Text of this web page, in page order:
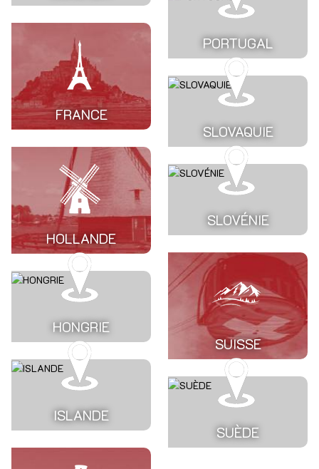
FRANCE
HOLLANDE
HONGRIE
ISLANDE
PORTUGAL
SLOVAQUIE
SLOVÉNIE
SUISSE
SUÈDE